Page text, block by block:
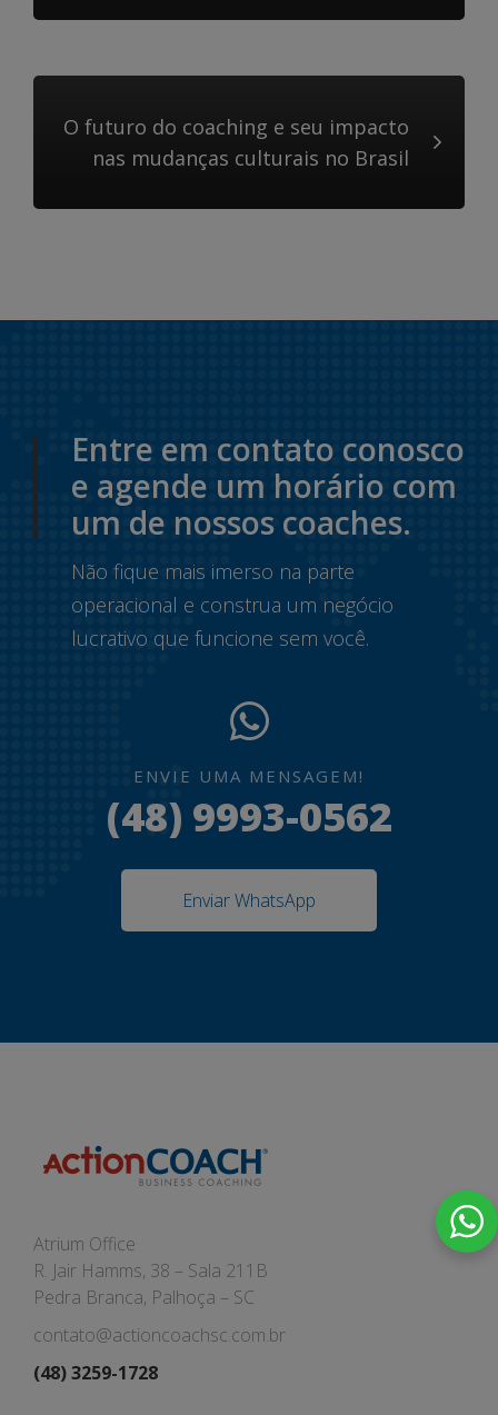
O futuro do coaching e seu impacto
nas mudanças culturais no Brasil
Entre em contato conosco
e agende um horário com
um de nossos coaches.
Não fique mais imerso na parte
operacional e construa um negócio
lucrativo que funcione sem você.
ENVIE UMA MENSAGEM!
(48) 9993-0562
Enviar WhatsApp
Atrium Office
R. Jair Hamms, 38 – Sala 211B
Pedra Branca, Palhoça – SC
contato@actioncoachsc.com.br
(48) 3259-1728